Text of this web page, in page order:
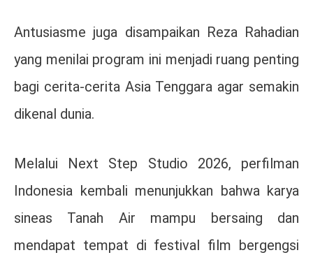
Antusiasme juga disampaikan Reza Rahadian
yang menilai program ini menjadi ruang penting
bagi cerita-cerita Asia Tenggara agar semakin
dikenal dunia.
Melalui Next Step Studio 2026, perfilman
Indonesia kembali menunjukkan bahwa karya
sineas Tanah Air mampu bersaing dan
mendapat tempat di festival film bergengsi